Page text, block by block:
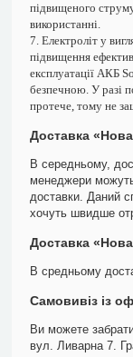
підвищеного
використанні.
7. Електроліт у
підвищення
експлуатації АКБ
безпечною. У разі
протече, тому не
Доставка
В середньому,
менеджери можуть
доставки. Даний
хочуть швидше
Доставка
В средньому
Самовивіз із
Ви можете
вул. Ливарна 7.